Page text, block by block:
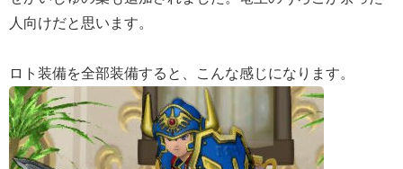
人向けだと思います。
ロト装備を全部装備すると、こんな感じになります。